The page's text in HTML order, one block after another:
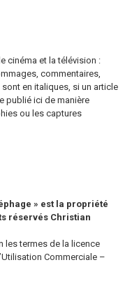
cinéma et la télévision :
commentaires,
en italiques, si un article
publié ici de manière
ou les captures
» est la propriété
réservés Christian
les termes de la licence
Commerciale –